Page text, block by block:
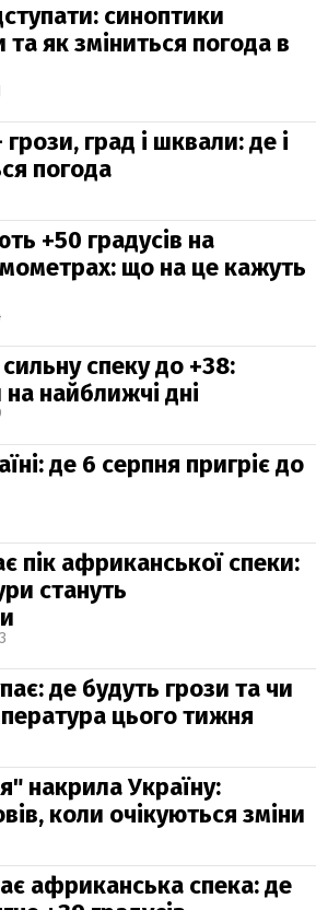
синоптики
та як зміниться погода в
град і шквали: де і
погода
+50 градусів на
що на це кажуть
спеку до +38:
найближчі дні
де 6 серпня пригріє до
пік африканської спеки:
стануть
де будуть грози та чи
цього тижня
накрила Україну:
коли очікуються зміни
африканська спека: де